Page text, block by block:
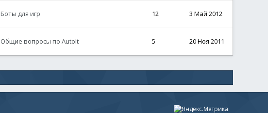
Боты для игр 12 3 Май 2012
Общие вопросы по AutoIt 5 20 Ноя 2011